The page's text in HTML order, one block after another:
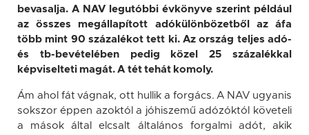
bevasalja. A NAV legutóbbi évkönyve szerint például
az összes megállapított adókülönbözetből az áfa
több mint 90 százalékot tett ki. Az ország teljes adó-
és tb-bevételében pedig közel 25 százalékkal
képviselteti magát. A tét tehát komoly.
Ám ahol fát vágnak, ott hullik a forgács. A NAV ugyanis
sokszor éppen azoktól a jóhiszemű adózóktól követeli
a mások által elcsalt általános forgalmi adót, akik